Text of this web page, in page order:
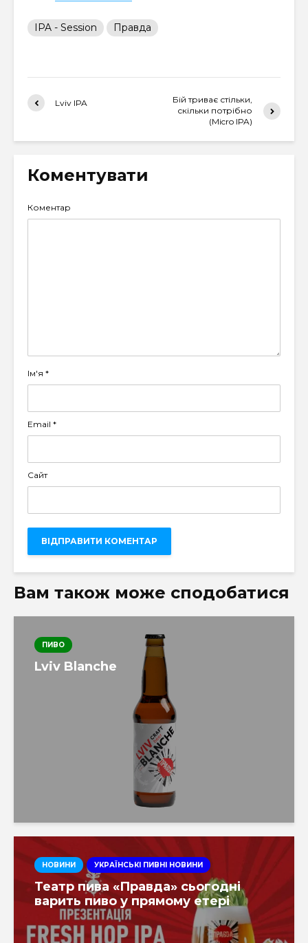
IPA - Session Правда
Lviv IPA
Бій триває стільки,
скільки потрібно
(Micro IPA)
Коментувати
Коментар
Ім'я *
Email *
Сайт
Вам також може сподобатися
ПИВО
Lviv Blanche
НОВИНИ УКРАЇНСЬКІ ПИВНІ НОВИНИ
Театр пива «Правда» сьогодні
варить пиво у прямому етері